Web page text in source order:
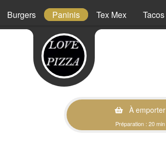
Burgers Paninis Tex Mex Tacos
À emporter
Préparation : 20 min